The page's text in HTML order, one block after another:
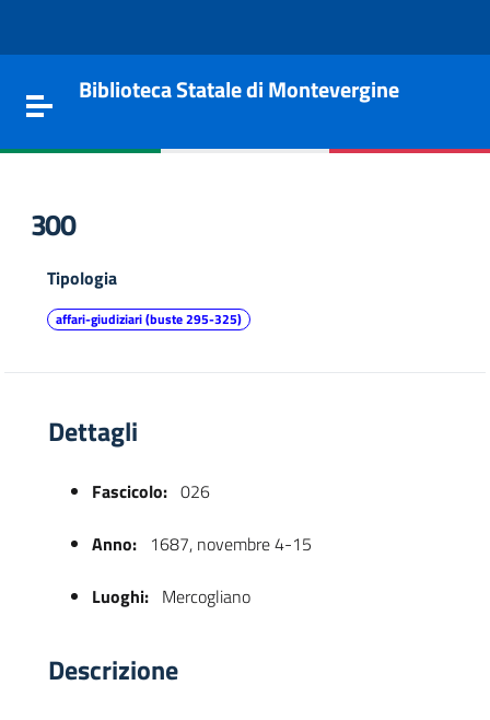
Toggle navigation
Biblioteca Statale di Montevergine
300
Tipologia
affari-giudiziari (buste 295-325)
Dettagli
Fascicolo: 026
Anno: 1687, novembre 4-15
Luoghi: Mercogliano
Descrizione